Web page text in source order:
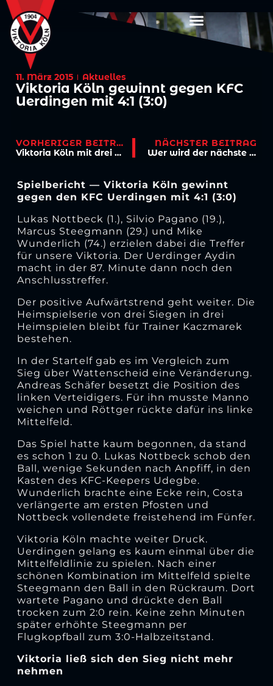
11. März 2015 Aktuelles
Viktoria Köln gewinnt gegen KFC
Uerdingen mit 4:1 (3:0)
VORHERIGER BEITRAG
Viktoria Köln mit drei Siegen in einer Woche
NÄCHSTER BEITRAG
Wer wird der nächste Gegner im Bitburger-Pokal?
Spielbericht — Viktoria Köln gewinnt
gegen den KFC Uerdingen mit 4:1 (3:0)
Lukas Nottbeck (1.), Silvio Pagano (19.),
Marcus Steegmann (29.) und Mike
Wunderlich (74.) erzielen dabei die Treffer
für unsere Viktoria. Der Uerdinger Aydin
macht in der 87. Minute dann noch den
Anschlusstreffer.
Der positive Aufwärtstrend geht weiter. Die
Heimspielserie von drei Siegen in drei
Heimspielen bleibt für Trainer Kaczmarek
bestehen.
In der Startelf gab es im Vergleich zum
Sieg über Wattenscheid eine Veränderung.
Andreas Schäfer besetzt die Position des
linken Verteidigers. Für ihn musste Manno
weichen und Röttger rückte dafür ins linke
Mittelfeld.
Das Spiel hatte kaum begonnen, da stand
es schon 1 zu 0. Lukas Nottbeck schob den
Ball, wenige Sekunden nach Anpfiff, in den
Kasten des KFC-Keepers Udegbe.
Wunderlich brachte eine Ecke rein, Costa
verlängerte am ersten Pfosten und
Nottbeck vollendete freistehend im Fünfer.
Viktoria Köln machte weiter Druck.
Uerdingen gelang es kaum einmal über die
Mittelfeldlinie zu spielen. Nach einer
schönen Kombination im Mittelfeld spielte
Steegmann den Ball in den Rückraum. Dort
wartete Pagano und drückte den Ball
trocken zum 2:0 rein. Keine zehn Minuten
später erhöhte Steegmann per
Flugkopfball zum 3:0-Halbzeitstand.
Viktoria ließ sich den Sieg nicht mehr
nehmen